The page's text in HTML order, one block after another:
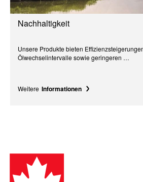
Nachhaltigkeit
Unsere Produkte bieten
Ölwechselintervalle sowie geringeren …
Weitere Informationen